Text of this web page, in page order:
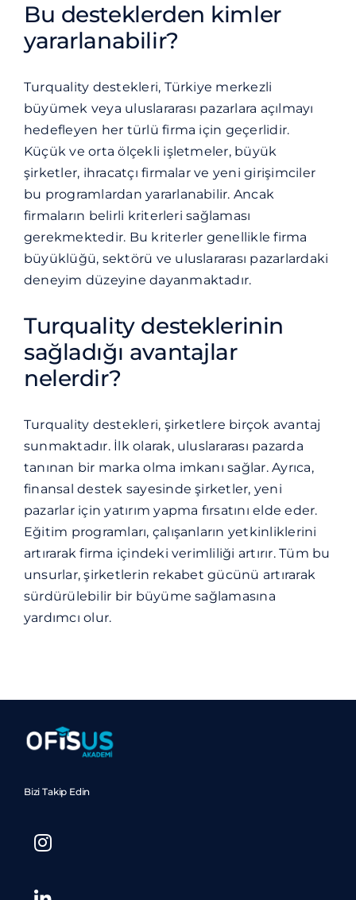
Bu desteklerden kimler
yararlanabilir?
Turquality destekleri, Türkiye merkezli
büyümek veya uluslararası pazarlara açılmayı
hedefleyen her türlü firma için geçerlidir.
Küçük ve orta ölçekli işletmeler, büyük
şirketler, ihracatçı firmalar ve yeni girişimciler
bu programlardan yararlanabilir. Ancak
firmaların belirli kriterleri sağlaması
gerekmektedir. Bu kriterler genellikle firma
büyüklüğü, sektörü ve uluslararası pazarlardaki
deneyim düzeyine dayanmaktadır.
Turquality desteklerinin
sağladığı avantajlar
nelerdir?
Turquality destekleri, şirketlere birçok avantaj
sunmaktadır. İlk olarak, uluslararası pazarda
tanınan bir marka olma imkanı sağlar. Ayrıca,
finansal destek sayesinde şirketler, yeni
pazarlar için yatırım yapma fırsatını elde eder.
Eğitim programları, çalışanların yetkinliklerini
artırarak firma içindeki verimliliği artırır. Tüm bu
unsurlar, şirketlerin rekabet gücünü artırarak
sürdürülebilir bir büyüme sağlamasına
yardımcı olur.
Bizi Takip Edin